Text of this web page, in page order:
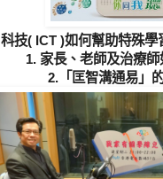
科技( ICT )如何幫助特殊學
1. 家長、老師及治療師
2.「匡智溝通易」